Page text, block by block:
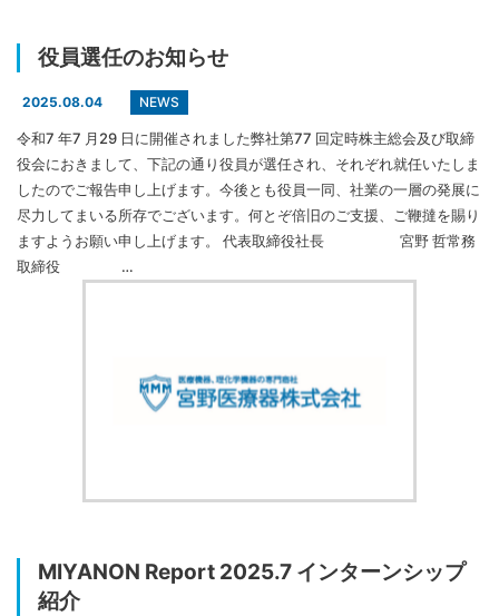
役員選任のお知らせ
2025.08.04 NEWS
令和7 年7 月29 日に開催されました弊社第77 回定時株主総会及び取締
役会におきまして、下記の通り役員が選任され、それぞれ就任いたしま
したのでご報告申し上げます。今後とも役員一同、社業の一層の発展に
尽力してまいる所存でございます。何とぞ倍旧のご支援、ご鞭撻を賜り
ますようお願い申し上げます。 代表取締役社長 宮野 哲常務
取締役 …
MIYANON Report 2025.7 インターンシップ
紹介